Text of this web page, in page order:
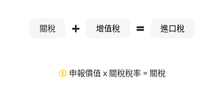
關稅 + 增值稅 = 進口稅
申報價值 x 關稅稅率 = 關稅